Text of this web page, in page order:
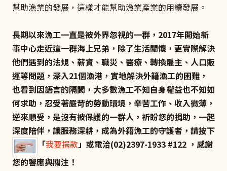
幫助漁業的發展，這樣才能幫助漁業產業的用續發展。
長期以來漁工一直是被外界忽視的一群，2017年開始新
事中心走近這一群海上兄弟，除了生活關懷，更實際解決
他們遇到的法規、薪資、職災、醫療、轉換雇主、人口販
運等問題，深入21個漁港，實地解決外籍漁工的困難，
也看到因語言的隔閡，大多數漁工不知自身權益也不知如
何求助，忍受著嚴苛的勞動環境，辛苦工作、收入微薄，
逆來順受，是沒有被保護的一群人，祈盼您的捐助，一起
深度陪伴，讓服務深耕，成為外籍漁工的守護者，請按下
「我要捐款」或電洽(02)2397-1933 #122 ，感謝
您的響應與關注！